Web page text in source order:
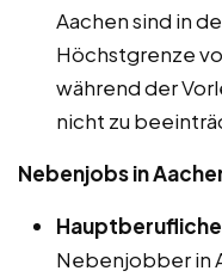
Aachen sind in
Höchstgrenze
während der
nicht zu
Nebenjobs in
Nebenjobber in